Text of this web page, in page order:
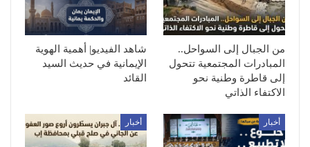
من الجبال إلى السواحل..
المبادرات المجتمعية تتحول
إلى قاطرة وطنية نحو
الاكتفاء الذاتي
شاهد الفيديو| أهمية الهوية
الإيمانية في حديث السيد
القائد
أخبار أخبار